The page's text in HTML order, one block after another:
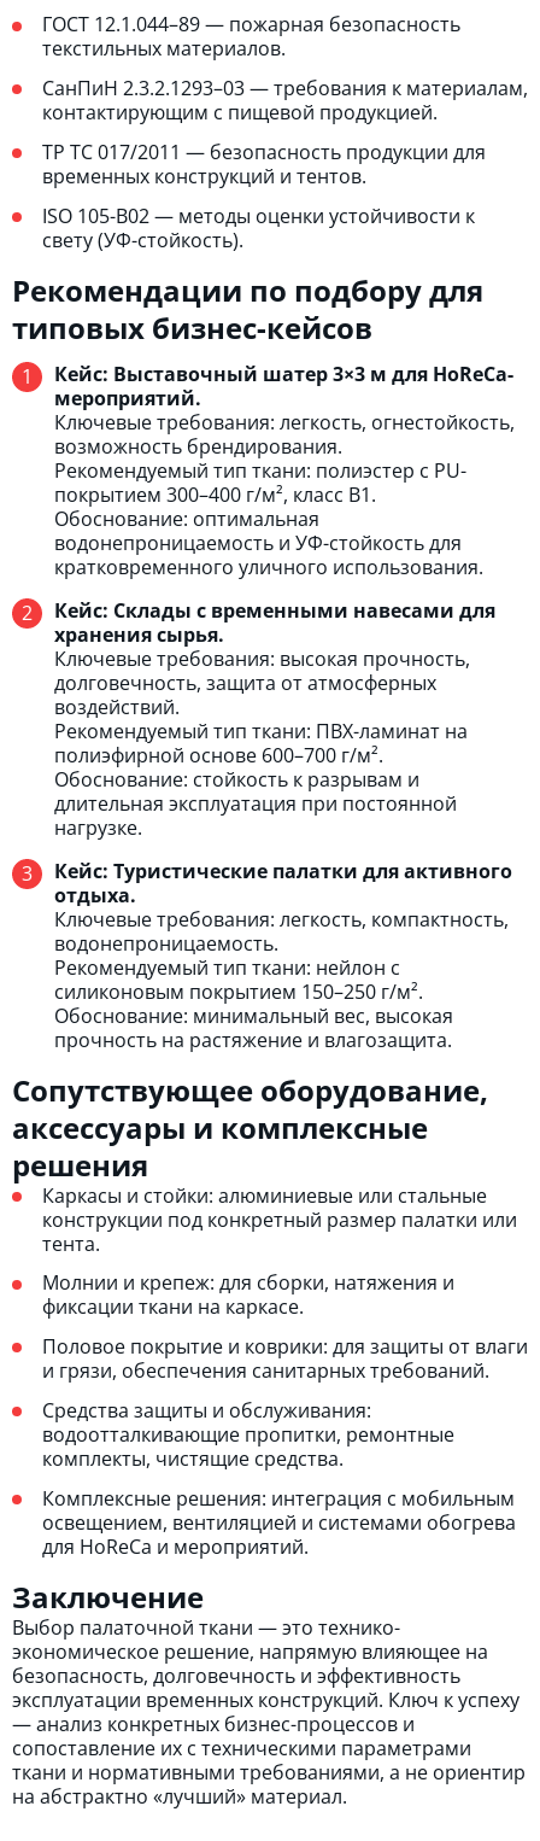
ГОСТ 12.1.044–89 — пожарная безопасность
текстильных материалов.
СанПиН 2.3.2.1293–03 — требования к материалам,
контактирующим с пищевой продукцией.
ТР ТС 017/2011 — безопасность продукции для
временных конструкций и тентов.
ISO 105-B02 — методы оценки устойчивости к
свету (УФ-стойкость).
Рекомендации по подбору для
типовых бизнес-кейсов
Кейс: Выставочный шатер 3×3 м для HoReCa-
мероприятий.
Ключевые требования: легкость, огнестойкость,
возможность брендирования.
Рекомендуемый тип ткани: полиэстер с PU-
покрытием 300–400 г/м², класс B1.
Обоснование: оптимальная
водонепроницаемость и УФ-стойкость для
кратковременного уличного использования.
Кейс: Склады с временными навесами для
хранения сырья.
Ключевые требования: высокая прочность,
долговечность, защита от атмосферных
воздействий.
Рекомендуемый тип ткани: ПВХ-ламинат на
полиэфирной основе 600–700 г/м².
Обоснование: стойкость к разрывам и
длительная эксплуатация при постоянной
нагрузке.
Кейс: Туристические палатки для активного
отдыха.
Ключевые требования: легкость, компактность,
водонепроницаемость.
Рекомендуемый тип ткани: нейлон с
силиконовым покрытием 150–250 г/м².
Обоснование: минимальный вес, высокая
прочность на растяжение и влагозащита.
Сопутствующее оборудование,
аксессуары и комплексные
решения
Каркасы и стойки: алюминиевые или стальные
конструкции под конкретный размер палатки или
тента.
Молнии и крепеж: для сборки, натяжения и
фиксации ткани на каркасе.
Половое покрытие и коврики: для защиты от влаги
и грязи, обеспечения санитарных требований.
Средства защиты и обслуживания:
водоотталкивающие пропитки, ремонтные
комплекты, чистящие средства.
Комплексные решения: интеграция с мобильным
освещением, вентиляцией и системами обогрева
для HoReCa и мероприятий.
Заключение
Выбор палаточной ткани — это технико-
экономическое решение, напрямую влияющее на
безопасность, долговечность и эффективность
эксплуатации временных конструкций. Ключ к успеху
— анализ конкретных бизнес-процессов и
сопоставление их с техническими параметрами
ткани и нормативными требованиями, а не ориентир
на абстрактно «лучший» материал.